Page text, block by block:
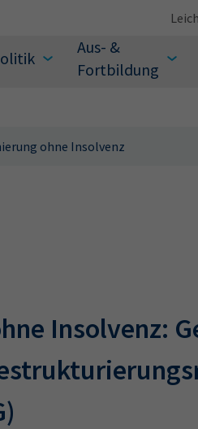
Aus- &
Fortbildung
Sie auch aus den
ohne Insolvenz
Insolvenz: